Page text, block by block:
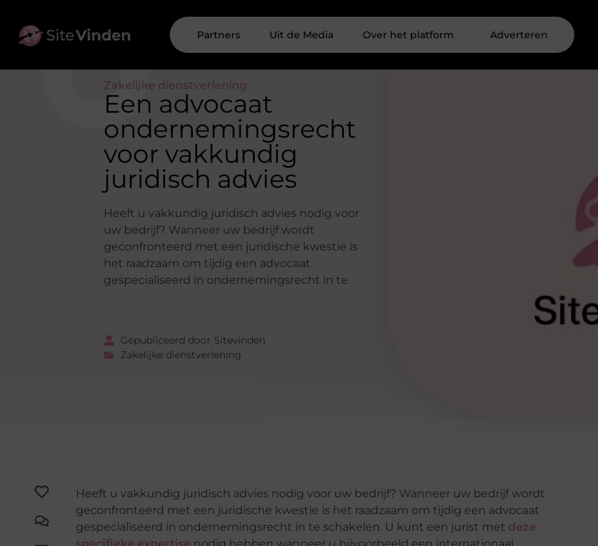
Partners Uit de Media Over het platform Adverteren
Zakelijke dienstverlening
Een advocaat
ondernemingsrecht
voor vakkundig
juridisch advies
Heeft u vakkundig juridisch advies nodig voor
uw bedrijf? Wanneer uw bedrijf wordt
geconfronteerd met een juridische kwestie is
het raadzaam om tijdig een advocaat
gespecialiseerd in ondernemingsrecht in te
Gepubliceerd door Sitevinden
Zakelijke dienstverlening
Heeft u vakkundig juridisch advies nodig voor uw bedrijf? Wanneer uw bedrijf wordt
geconfronteerd met een juridische kwestie is het raadzaam om tijdig een advocaat
gespecialiseerd in ondernemingsrecht in te schakelen. U kunt een jurist met deze